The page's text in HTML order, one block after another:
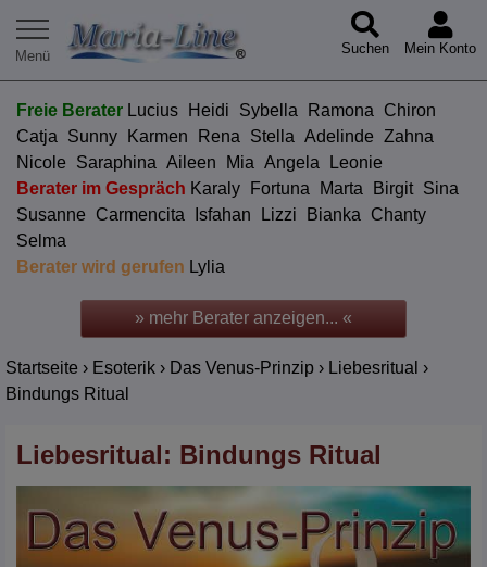
Suchen Mein Konto
Freie Berater Lucius Heidi Sybella Ramona
Chiron
Catja
Sunny Karmen Rena Stella Adelinde Zahna
Nicole
Saraphina Aileen Mia Angela
Leonie
Berater im Gespräch Karaly Fortuna Marta Birgit Sina
Susanne
Carmencita Isfahan Lizzi Bianka
Chanty
Selma
Berater wird gerufen Lylia
» mehr Berater anzeigen... «
Startseite › Esoterik › Das Venus-Prinzip › Liebesritual ›
Bindungs Ritual
Liebesritual: Bindungs Ritual